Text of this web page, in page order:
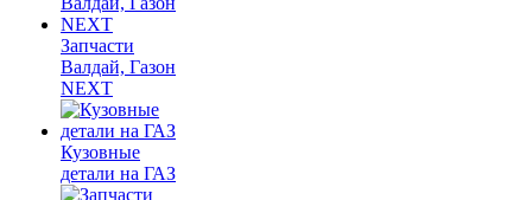
Запчасти
Валдай, Газон
NEXT
Кузовные
детали на ГАЗ